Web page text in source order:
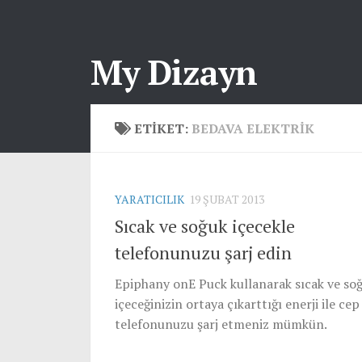
My Dizayn
ETIKET: BEDAVA ELEKTRIK
YARATICILIK 19 ŞUBAT 2013
Sıcak ve soğuk içecekle
telefonunuzu şarj edin
Epiphany onE Puck kullanarak sıcak ve
içeceğinizin ortaya çıkarttığı enerji ile cep
telefonunuzu şarj etmeniz mümkün.